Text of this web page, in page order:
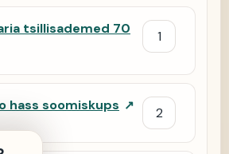
tsillisademed 70
hass soomiskups ↗